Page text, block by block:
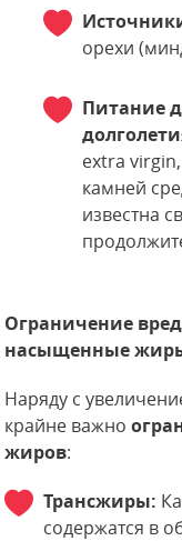
орехи
Питание
extra
камней
известна
Ограничение
насыщенные
Наряду с
крайне важно
жиров:
Трансжиры:
содержатся в